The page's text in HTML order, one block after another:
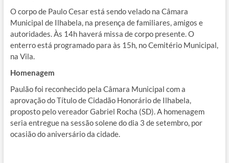
O corpo de Paulo Cesar está sendo velado na Câmara
Municipal de Ilhabela, na presença de familiares, amigos e
autoridades. Às 14h haverá missa de corpo presente. O
enterro está programado para às 15h, no Cemitério Municipal,
na Vila.
Homenagem
Paulão foi reconhecido pela Câmara Municipal com a
aprovação do Título de Cidadão Honorário de Ilhabela,
proposto pelo vereador Gabriel Rocha (SD). A homenagem
seria entregue na sessão solene do dia 3 de setembro, por
ocasião do aniversário da cidade.